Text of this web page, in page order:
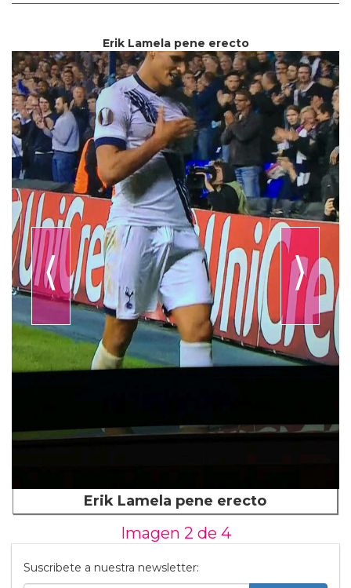
Erik Lamela pene erecto
⟨ ⟩
Erik Lamela pene erecto
Imagen 2 de 4
Suscribete a nuestra newsletter: